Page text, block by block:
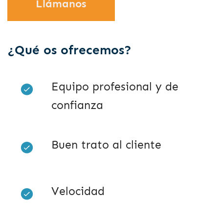
Llámanos
¿Qué os ofrecemos?
Equipo profesional y de
confianza
Buen trato al cliente
Velocidad